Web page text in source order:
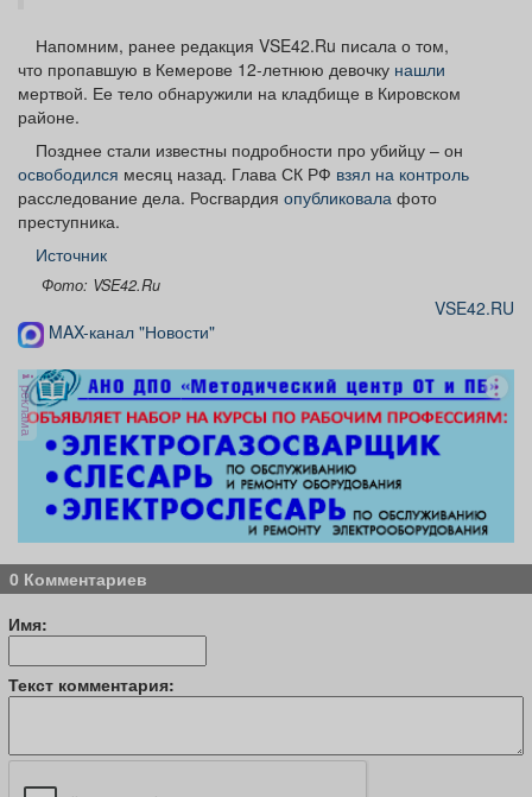
Напомним, ранее редакция VSE42.Ru писала о том,
что пропавшую в Кемерове 12-летнюю девочку нашли
мертвой. Ее тело обнаружили на кладбище в Кировском
районе.
Позднее стали известны подробности про убийцу – он
освободился месяц назад. Глава СК РФ взял на контроль
расследование дела. Росгвардия опубликовала фото
преступника.
Источник
Фото: VSE42.Ru
VSE42.RU
MAX-канал "Новости"
реклама
0 Комментариев
Имя:
Текст комментария: